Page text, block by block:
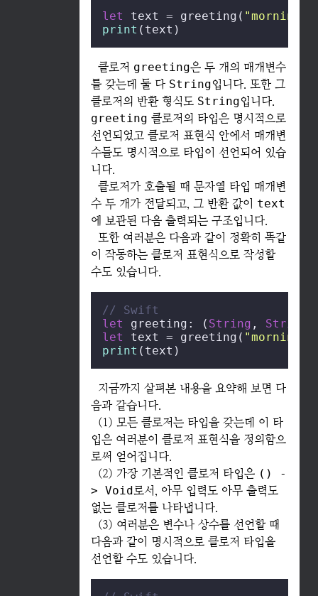
let text = greeting( "morning"
print (text)
클로저 greeting은 두 개의 매개변수
를 갖는데 둘 다 String입니다. 또한 그
클로저의 반환 형식도 String입니다.
greeting 클로저의 타입은 명시적으로
선언되었고 클로저 표현식 안에서 매개변
수들도 명시적으로 타입이 선언되어 있습
니다.
클로저가 호출될 때 문자열 타입 매개변
수 두 개가 전달되고, 그 반환 값이 text
에 보관된 다음 출력되는 구조입니다.
또한 여러분은 다음과 같이 정확히 똑같
이 작동하는 클로저 표현식으로 작성할
수도 있습니다.
// Swift
let greeting: ( String , String
let text = greeting( "morning"
print (text)
지금까지 살펴본 내용을 요약해 보면 다
음과 같습니다.
(1) 모든 클로저는 타입을 갖는데 이 타
입은 여러분이 클로저 표현식을 정의함으
로써 얻어집니다.
(2) 가장 기본적인 클로저 타입은 () -
> Void로서, 아무 입력도 아무 출력도
없는 클로저를 나타냅니다.
(3) 여러분은 변수나 상수를 선언할 때
다음과 같이 명시적으로 클로저 타입을
선언할 수도 있습니다.